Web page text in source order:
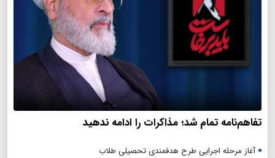
تفاهم‌نامه تمام شد؛ مذاکرات را ادامه ندهید
آغاز مرحله اجرایی طرح هدفمندی تحصیلی طلاب